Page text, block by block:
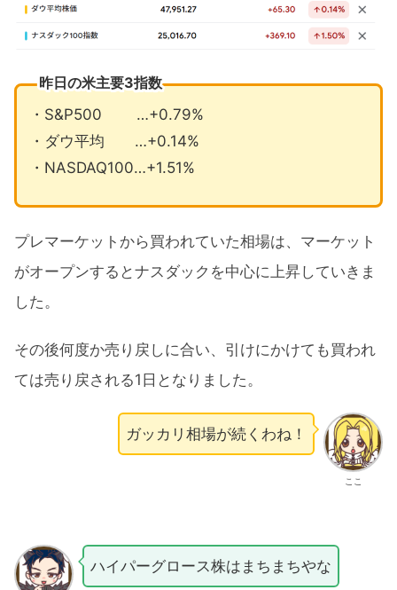
昨日の米主要3指数
・S&P500 …+0.79%
・ダウ平均 …+0.14%
・NASDAQ100…+1.51%
プレマーケットから買われていた相場は、マーケット
がオープンするとナスダックを中心に上昇していきま
した。
その後何度か売り戻しに合い、引けにかけても買われ
ては売り戻される1日となりました。
ここ
ガッカリ相場が続くわね！
ハイパーグロース株はまちまちやな